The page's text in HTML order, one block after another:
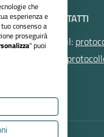
CONTATTI
Email:
che
esperienza e
consenso a
proseguirà
" puoi